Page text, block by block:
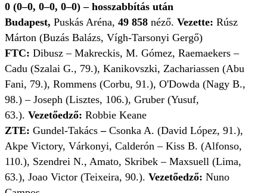
0 (0–0, 0–0, 0–0) – hosszabbítás után
Budapest, Puskás Aréna, 49 858 néző. Vezette: Rúsz
Márton (Buzás Balázs, Vígh-Tarsonyi Gergő)
FTC: Dibusz – Makreckis, M. Gómez, Raemaekers –
Cadu (Szalai G., 79.), Kanikovszki, Zachariassen (Abu
Fani, 79.), Rommens (Corbu, 91.), O'Dowda (Nagy B.,
98.) – Joseph (Lisztes, 106.), Gruber (Yusuf,
63.). Vezetőedző: Robbie Keane
ZTE: Gundel-Takács–Csonka A. (David López, 91.),
Akpe Victory, Várkonyi, Calderón – Kiss B. (Alfonso,
110.), Szendrei N., Amato, Skribek – Maxsuell (Lima,
63.), Joao Victor (Teixeira, 90.). Vezetőedző: Nuno